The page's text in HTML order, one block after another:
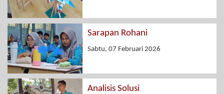
Sarapan Rohani
Sabtu, 07 Februari 2026
Analisis Solusi